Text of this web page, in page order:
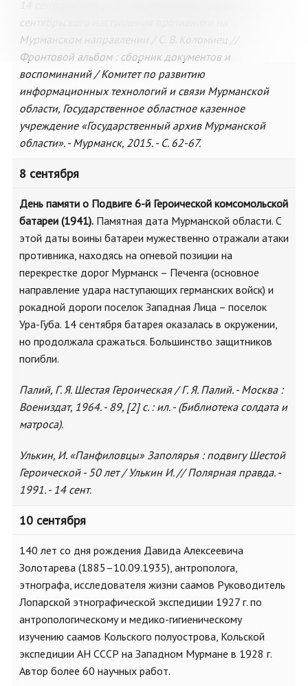
14 сентября 1941 г.), о ее значении в провале
сентябрьского наступления противника на
Мурманском направлении / С. В. Коломиец //
Фронтовой альбом : сборник документов и
воспоминаний / Комитет по развитию
информационных технологий и связи Мурманской
области, Государственное областное казенное
учреждение «Государственный архив Мурманской
области». - Мурманск, 2015. - С. 62-67.
8 сентября
День памяти о Подвиге 6-й Героической комсомольской
батареи (1941). Памятная дата Мурманской области. С
этой даты воины батареи мужественно отражали атаки
противника, находясь на огневой позиции на
перекрестке дорог Мурманск – Печенга (основное
направление удара наступающих германских войск) и
рокадной дороги поселок Западная Лица – поселок
Ура-Губа. 14 сентября батарея оказалась в окружении,
но продолжала сражаться. Большинство защитников
погибли.
Палий, Г. Я. Шестая Героическая / Г. Я. Палий. - Москва :
Воениздат, 1964. - 89, [2] с. : ил. - (Библиотека солдата и
матроса).
Улькин, И. «Панфиловцы» Заполярья : подвигу Шестой
Героической - 50 лет / Улькин И. // Полярная правда. -
1991. - 14 сент.
10 сентября
140 лет со дня рождения Давида Алексеевича
Золотарева (1885–10.09.1935), антрополога,
этнографа, исследователя жизни саамов Руководитель
Лопарской этнографической экспедиции 1927 г. по
антропологическому и медико-гигиеническому
изучению саамов Кольского полуострова, Кольской
экспедиции АН СССР на Западном Мурмане в 1928 г.
Автор более 60 научных работ.